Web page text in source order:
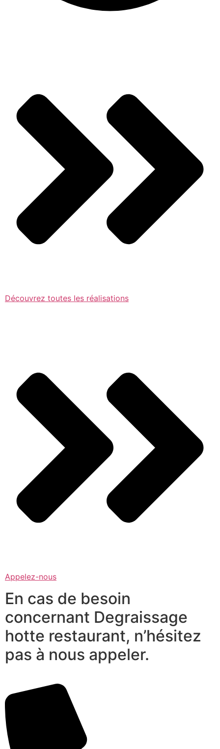
Découvrez toutes les réalisations
Appelez-nous
En cas de besoin
concernant Degraissage
hotte restaurant, n’hésitez
pas à nous appeler.